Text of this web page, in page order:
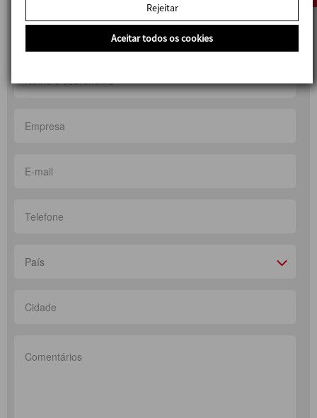
Contacto
País
Rejeitar
Aceitar todos os cookies